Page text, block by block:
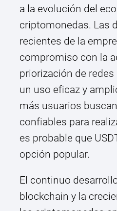
a la evolución del
criptomonedas. Las
recientes de la
compromiso con la
priorización de
un uso eficaz y
más usuarios
confiables para
es probable que
opción popular.
El continuo
blockchain y la